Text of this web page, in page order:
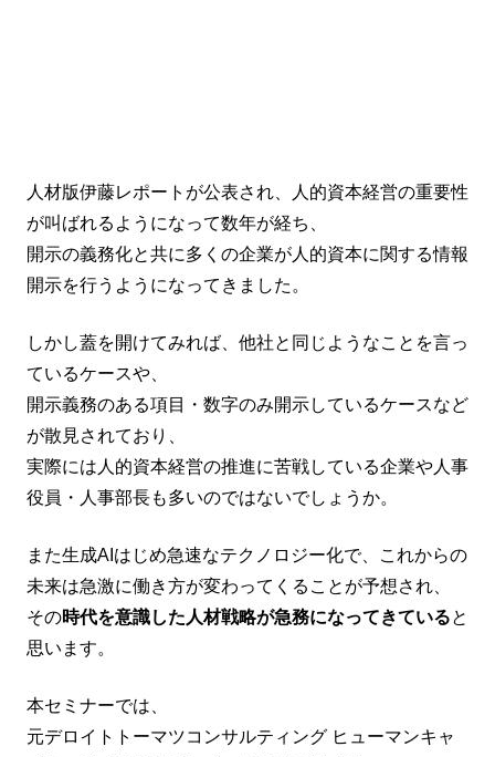
人材版伊藤レポートが公表され、人的資本経営の重要性
が叫ばれるようになって数年が経ち、
開示の義務化と共に多くの企業が人的資本に関する情報
開示を行うようになってきました。
しかし蓋を開けてみれば、他社と同じようなことを言っ
ているケースや、
開示義務のある項目・数字のみ開示しているケースなど
が散見されており、
実際には人的資本経営の推進に苦戦している企業や人事
役員・人事部長も多いのではないでしょうか。
また生成AIはじめ急速なテクノロジー化で、これからの
未来は急激に働き方が変わってくることが予想され、
その時代を意識した人材戦略が急務になってきていると
思います。
本セミナーでは、
元デロイトトーマツコンサルティング ヒューマンキャ